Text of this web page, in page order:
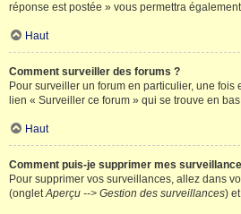
réponse est postée » vous permettra
Haut
Comment surveiller des forums ?
Pour surveiller un forum en particulier, une fois
lien « Surveiller ce forum » qui se trouve en
Haut
Comment puis-je supprimer mes
Pour supprimer vos surveillances, allez dans
(ongletAperçu --> Gestion des surveillances)